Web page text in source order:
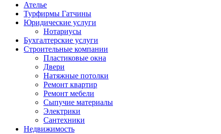
Ателье
Турфирмы Гатчины
Юридические услуги
Нотариусы
Бухгалтерские услуги
Строительные компании
Пластиковые окна
Двери
Натяжные потолки
Ремонт квартир
Ремонт мебели
Сыпучие материалы
Электрики
Сантехники
Недвижимость